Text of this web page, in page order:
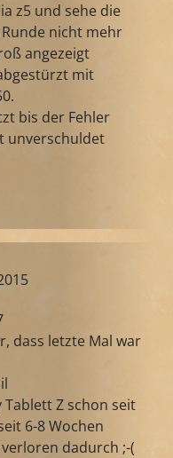
z5 und sehe die
nicht mehr
angezeigt
mit
bis der Fehler
unverschuldet
dass letzte Mal war
Tablett Z schon seit
6-8 Wochen
dadurch ;-(